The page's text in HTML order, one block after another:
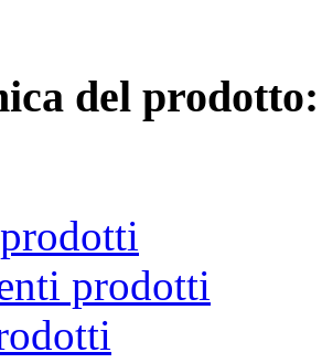
del prodotto:
prodotti